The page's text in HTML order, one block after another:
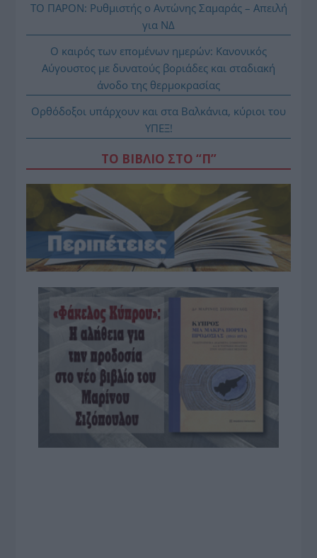
ΤΟ ΠΑΡΟΝ: Ρυθμιστής ο Αντώνης Σαμαράς – Απειλή
για ΝΔ
Ο καιρός των επομένων ημερών: Κανονικός
Αύγουστος με δυνατούς βοριάδες και σταδιακή
άνοδο της θερμοκρασίας
Ορθόδοξοι υπάρχουν και στα Βαλκάνια, κύριοι του
ΥΠΕΞ!
ΤΟ ΒΙΒΛΙΟ ΣΤΟ “Π”